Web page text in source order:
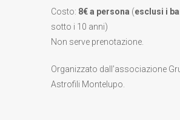
Costo: 8€ a persona (esclusi i
sotto i 10 anni)
Non serve prenotazione.
Organizzato dall’associazione
Astrofili Montelupo.